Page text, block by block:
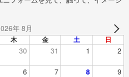
年 8月
木 金 土 日
30 31 1 2
6 7 8 9